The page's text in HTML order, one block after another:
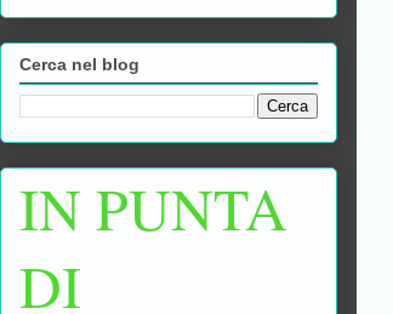
Cerca nel blog
IN PUNTA
DI